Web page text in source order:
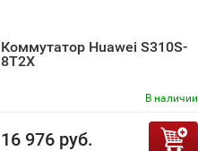
Коммутатор Huawei S310S-
8T2X
В наличии
16 976 руб.